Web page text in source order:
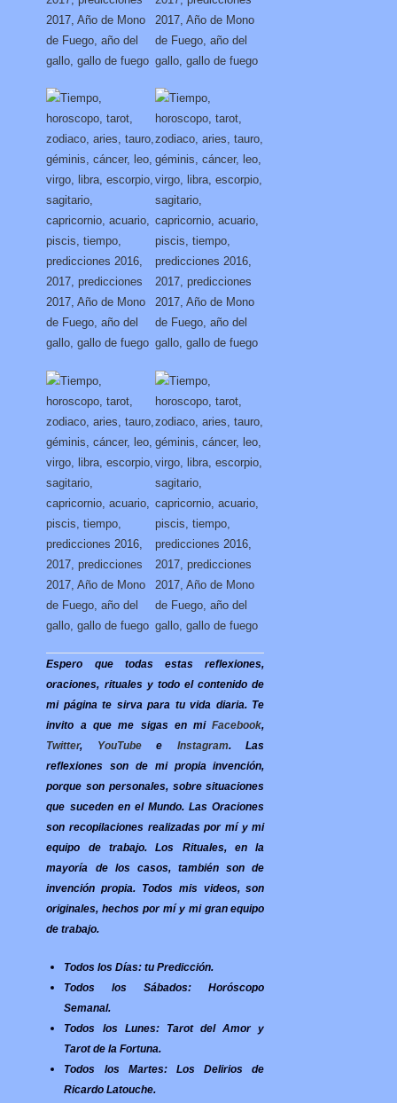
Espero que todas estas reflexiones,
oraciones, rituales y todo el contenido de
mi página te sirva para tu vida diaria. Te
invito a que me sigas en miFacebook,
Twitter, YouTubee Instagram. Las
reflexiones son de mi propia invención,
porque son personales, sobre situaciones
que suceden en el Mundo. Las Oraciones
son recopilaciones realizadas por mí y mi
equipo de trabajo. Los Rituales, en la
mayoría de los casos, también son de
invención propia. Todos mis videos, son
originales, hechos por mí y mi gran equipo
de trabajo.
Todos los Días: tu Predicción.
Todos los Sábados: Horóscopo
Semanal.
Todos los Lunes: Tarot del Amor y
Tarot de la Fortuna.
Todos los Martes: Los Delirios de
Ricardo Latouche.